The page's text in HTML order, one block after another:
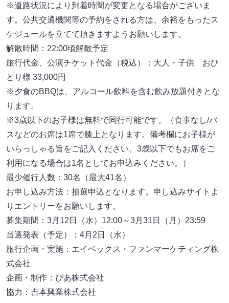
※道路状況により到着時間が変更となる場合がございま
す。公共交通機関等の予約をされる方は、余裕をもったス
ケジュールを立てて頂きますようお願いします。
解散時間：22:00頃解散予定
旅行代金、公演チケット代金（税込）：大人・子供 おひ
とり様 33,000円
※夕食のBBQは、アルコール飲料を含む飲み放題付きとな
ります。
※3歳以下のお子様は無料で同行可能です。（食事なし/バ
スなどのお席は1席で膝上となります。備考欄にお子様が
いらっしゃる旨をご記入ください。3歳以下でもお席をご
利用になる場合は1名としてお申込みください。）
最少催行人数：30名（最大41名）
お申し込み方法：抽選申込となります。申し込みサイトよ
りエントリーをお願いします。
募集期間：3月12日（水）12:00～3月31日（月）23:59
当選発表（予定）：4月2日（水）
旅行企画・実施：エイベックス・ファンマーケティング株
式会社
企画・制作：ぴあ株式会社
協力：吉本興業株式会社